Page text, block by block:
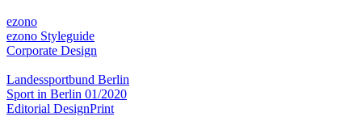
ezono
ezono Styleguide
Corporate Design
Landessportbund Berlin
Sport in Berlin 01/2020
Editorial DesignPrint